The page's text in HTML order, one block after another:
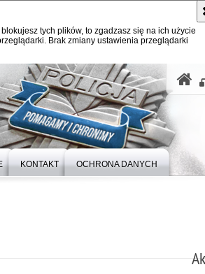
tych plików, to zgadzasz się na ich użycie
Brak zmiany ustawienia przeglądarki
KONTAKT OCHRONA DANYCH